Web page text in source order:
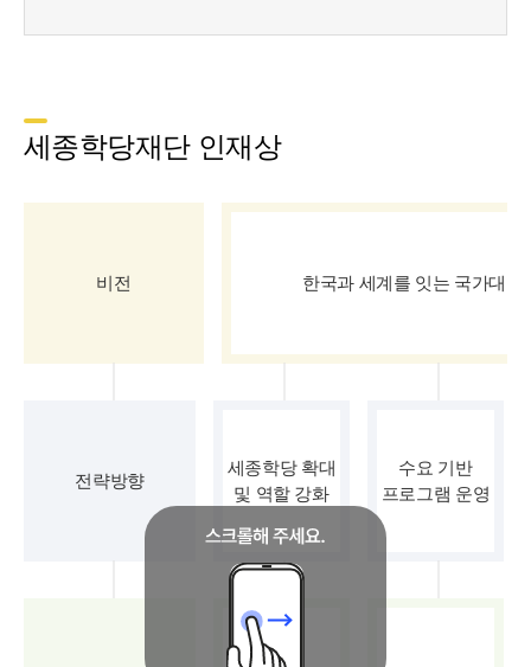
세종학당재단 인재상
비전 한국과 세계를 잇는 국가대
전략방향
세종학당 확대
및 역할 강화
수요 기반
프로그램 운영